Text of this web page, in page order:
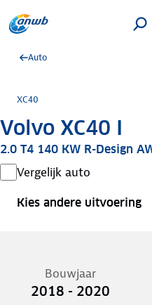
Auto
XC40
Volvo XC40 I
2.0 T4 140 KW R-Design
Vergelijk auto
Kies andere uitvoering
Bouwjaar
2018 - 2020